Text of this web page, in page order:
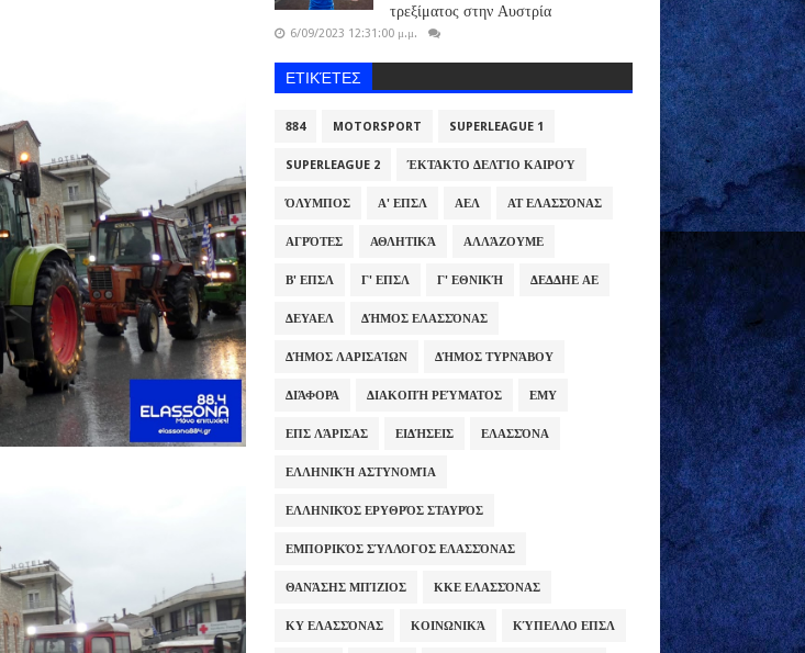
τρεξίματος στην Αυστρία
6/09/2023 12:31:00 μ.μ.
ΕΤΙΚΈΤΕΣ
884 MOTORSPORT SUPERLEAGUE 1
SUPERLEAGUE 2 ΈΚΤΑΚΤΟ ΔΕΛΤΊΟ ΚΑΙΡΟΎ
ΌΛΥΜΠΟΣ Α' ΕΠΣΛ ΑΕΛ ΑΤ ΕΛΑΣΣΌΝΑΣ
ΑΓΡΌΤΕΣ ΑΘΛΗΤΙΚΆ ΑΛΛΆΖΟΥΜΕ
Β' ΕΠΣΛ Γ' ΕΠΣΛ Γ' ΕΘΝΙΚΉ ΔΕΔΔΗΕ ΑΕ
ΔΕΥΑΕΛ ΔΉΜΟΣ ΕΛΑΣΣΌΝΑΣ
ΔΉΜΟΣ ΛΑΡΙΣΑΊΩΝ ΔΉΜΟΣ ΤΥΡΝΆΒΟΥ
ΔΙΆΦΟΡΑ ΔΙΑΚΟΠΉ ΡΕΎΜΑΤΟΣ ΕΜΥ
ΕΠΣ ΛΆΡΙΣΑΣ ΕΙΔΉΣΕΙΣ ΕΛΑΣΣΌΝΑ
ΕΛΛΗΝΙΚΉ ΑΣΤΥΝΟΜΊΑ
ΕΛΛΗΝΙΚΌΣ ΕΡΥΘΡΌΣ ΣΤΑΥΡΌΣ
ΕΜΠΟΡΙΚΌΣ ΣΎΛΛΟΓΟΣ ΕΛΑΣΣΌΝΑΣ
ΘΑΝΆΣΗΣ ΜΠΊΖΙΟΣ ΚΚΕ ΕΛΑΣΣΌΝΑΣ
ΚΥ ΕΛΑΣΣΌΝΑΣ ΚΟΙΝΩΝΙΚΆ ΚΎΠΕΛΛΟ ΕΠΣΛ